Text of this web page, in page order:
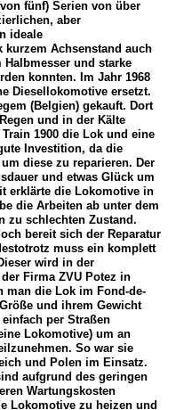
fünf) Serien von über
aber
ideale
kurzem Achsenstand auch
Halbmesser und starke
konnten. Im Jahr 1968
Diesellokomotive ersetzt.
(Belgien) gekauft. Dort
und in der Kälte
1900 die Lok und eine
Investition, da die
diese zu reparieren. Der
und etwas Glück um
erklärte die Lokomotive in
die Arbeiten ab unter dem
zu schlechten Zustand.
bereit sich der Reparatur
muss ein komplett
wird in der
Firma ZVU Potez in
man die Lok im Fond-de-
und ihrem Gewicht
per Straßen
Lokomotive) um an
So war sie
und Polen im Einsatz.
aufgrund des geringen
Wartungskosten
Lokomotive zu heizen und